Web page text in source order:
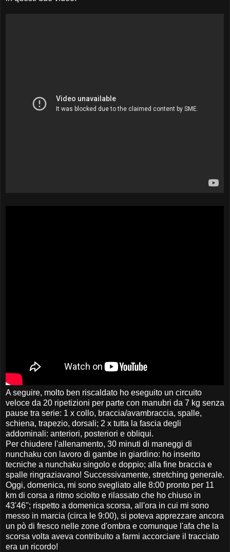
A seguire, molto ben riscaldato ho eseguito un circuito
veloce da 20 ripetizioni per parte con manubri da 7 kg senza
pause tra serie: 1 x collo, braccia/avambraccia, spalle,
schiena, trapezio, dorsali; 2 x tutta la fascia degli
addominali: anteriori, posteriori e obliqui.
Per chiudere l'allenamento, 30 minuti di maneggi di
nunchaku con lavoro di gambe in giardino: ho inserito
tecniche a nunchaku singolo e doppio; alla fine braccia e
spalle ringraziavano! Successivamente, stretching generale.
Oggi, domenica, mi sono svegliato alle 8:00 pronto per 11
km di corsa a ritmo sciolto e rilassato che ho chiuso in
43'46''; rispetto a domenica scorsa, all'ora in cui mi sono
messo in marcia (circa le 9:00), si poteva apprezzare ancora
un pò di fresco nelle zone d'ombra e comunque l'afa che la
scorsa volta aveva contribuito a farmi accorciare il tracciato
era un ricordo!